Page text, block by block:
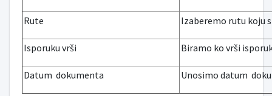
Rute Izaberemo rutu koju
Isporuku vrši Biramo ko vrši
Datum dokumenta Unosimo datum